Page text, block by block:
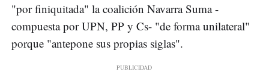
"por finiquitada" la coalición Navarra Suma -
compuesta por UPN, PP y Cs- "de forma unilateral"
porque "antepone sus propias siglas".